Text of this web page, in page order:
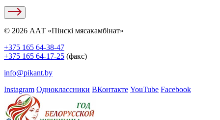
© 2026 ААТ «Пінскі мясакамбінат»
+375 165 64-38-47
+375 165 64-17-25 (факс)
info@pikant.by
Instagram Одноклассники ВКонтакте YouTube Facebook